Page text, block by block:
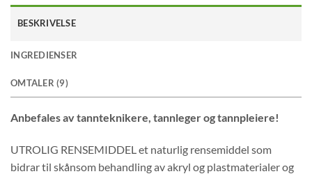
BESKRIVELSE
INGREDIENSER
OMTALER (9)
Anbefales av tannteknikere, tannleger og tannpleiere!
UTROLIG RENSEMIDDEL et naturlig rensemiddel som
bidrar til skånsom behandling av akryl og plastmaterialer og